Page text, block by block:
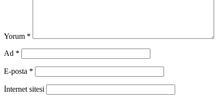
Yorum *
Ad *
E-posta *
İnternet sitesi